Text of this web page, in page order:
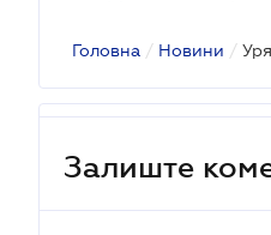
Головна / Новини /
Залиште